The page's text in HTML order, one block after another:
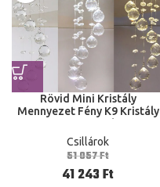
Rövid Mini Kristály
Mennyezet Fény K9 Kristály
Hálószoba Szálcsiszolt
Csillár 110240V
Csillárok
51 057Ft
41 243Ft